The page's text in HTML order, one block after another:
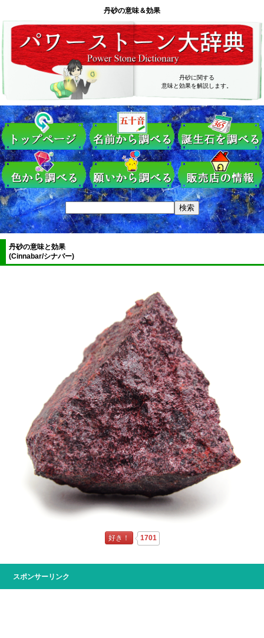
丹砂の意味＆効果
丹砂に関する
意味と効果を解説します。
丹砂の意味と効果
(Cinnabar/シナバー)
好き！ 1701
スポンサーリンク